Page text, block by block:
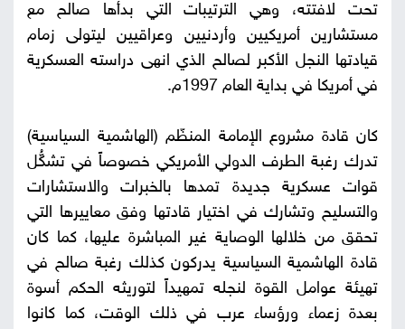
تحت لافتته، وهي الترتيبات التي بدأها صالح مع
مستشارين أمريكيين وأردنيين وعراقيين ليتولى زمام
قيادتها النجل الأكبر لصالح الذي انهى دراسته العسكرية
في أمريكا في بداية العام 1997م.
كان قادة مشروع الإمامة المنظّم (الهاشمية السياسية)
تدرك رغبة الطرف الدولي الأمريكي خصوصاً في تشكُّل
قوات عسكرية جديدة تمدها بالخبرات والاستشارات
والتسليح وتشارك في اختيار قادتها وفق معاييرها التي
تحقق من خلالها الوصاية غير المباشرة عليها، كما كان
قادة الهاشمية السياسية يدركون كذلك رغبة صالح في
تهيئة عوامل القوة لنجله تمهيداً لتوريثه الحكم أسوة
بعدة زعماء ورؤساء عرب في ذلك الوقت، كما كانوا